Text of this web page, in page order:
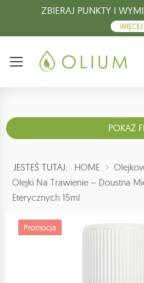
ZBIERAJ PUNKTY I
WIĘCEJ
Menu
POKAŻ
JESTEŚ TUTAJ: HOME
Olejki Na Trawienie – Doustna
Eterycznych 15ml
Promocja